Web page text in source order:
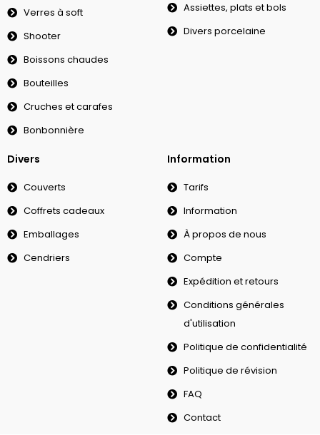
Verres à soft
Shooter
Boissons chaudes
Bouteilles
Cruches et carafes
Bonbonnière
Assiettes, plats et bols
Divers porcelaine
Divers
Couverts
Coffrets cadeaux
Emballages
Cendriers
Information
Tarifs
Information
À propos de nous
Compte
Expédition et retours
Conditions générales
d'utilisation
Politique de confidentialité
Politique de révision
FAQ
Contact